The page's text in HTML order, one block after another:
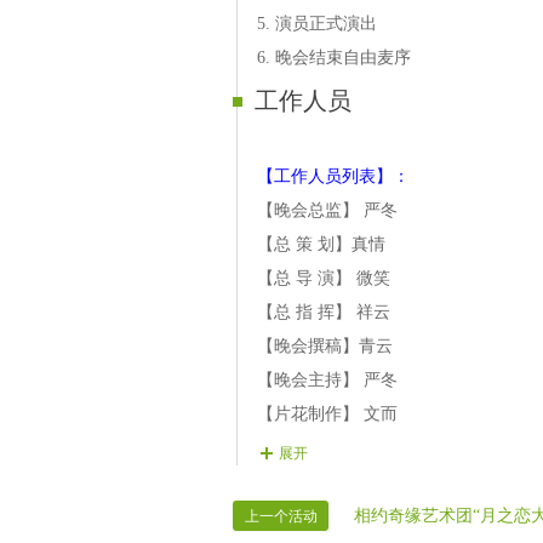
5. 演员正式演出
6. 晚会结束自由麦序
工作人员
【工作人员列表】：
【晚会总监】
严冬
【总 策 划】真情
【总 导 演】 微笑
【总 指 挥】 祥云
【晚会撰稿】青云
【晚会主持】 严冬
【片花制作】 文而
【晚会片花】以笑
【晚会迎宾】 全体管理
展开
上一个活动 相约奇缘艺术团“月之恋